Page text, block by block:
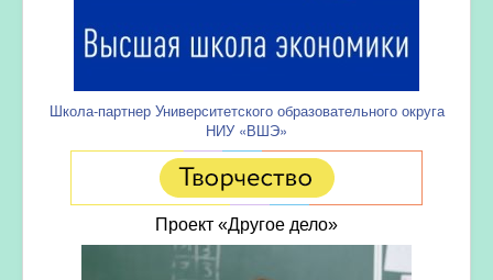
Школа-партнер Университетского образовательного округа
НИУ «ВШЭ»
Проект «Другое дело»